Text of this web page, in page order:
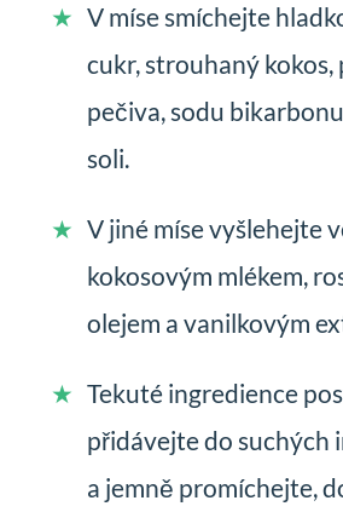
V míse smíchejte
cukr, strouhaný kokos,
pečiva, sodu
soli.
V jiné míse vyšlehejte
kokosovým mlékem,
olejem a vanilkovým
Tekuté ingredience
přidávejte do suchých
a jemně promíchejte,